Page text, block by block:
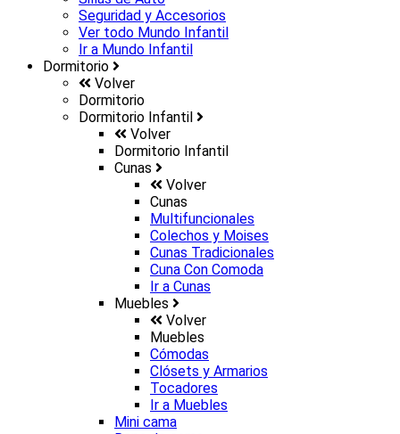
Seguridad y Accesorios
Ver todo Mundo Infantil
Ir a Mundo Infantil
Dormitorio
Volver
Dormitorio
Dormitorio Infantil
Volver
Dormitorio Infantil
Cunas
Volver
Cunas
Multifuncionales
Colechos y Moises
Cunas Tradicionales
Cuna Con Comoda
Ir a Cunas
Muebles
Volver
Muebles
Cómodas
Clósets y Armarios
Tocadores
Ir a Muebles
Mini cama